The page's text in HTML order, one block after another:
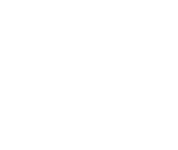
Ebene der
vertrauen uns seit über
schalten Sie in